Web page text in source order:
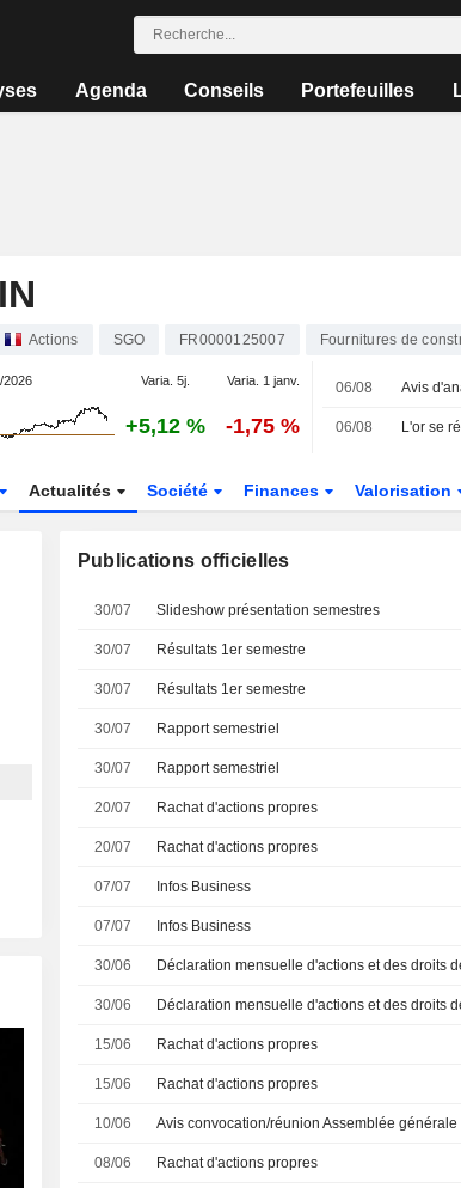
Agenda Conseils Portefeuilles
Actions SGO FR0000125007 Fournitures de
2026 Varia. 5j. Varia. 1 janv.
+5,12 % -1,75 %
06/08
06/08 L'or se
Actualités Société Finances Valorisation
Publications officielles
30/07 Slideshow présentation semestres
30/07 Résultats 1er semestre
30/07 Résultats 1er semestre
30/07 Rapport semestriel
30/07 Rapport semestriel
20/07 Rachat d'actions propres
20/07 Rachat d'actions propres
07/07 Infos Business
07/07 Infos Business
30/06 Déclaration mensuelle d'actions et des droits
30/06 Déclaration mensuelle d'actions et des droits
15/06 Rachat d'actions propres
15/06 Rachat d'actions propres
10/06 Avis convocation/réunion Assemblée générale
08/06 Rachat d'actions propres